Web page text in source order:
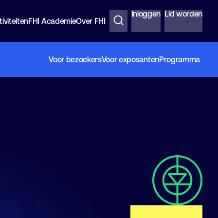
FHI AcademieOver FHI
Inloggen Lid worden
Voor bezoekersVoor exposantenProgramma